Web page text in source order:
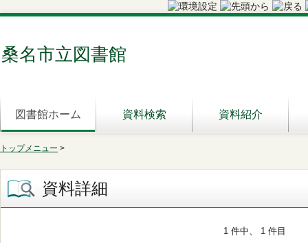
桑名市立図書館
図書館ホーム 資料検索 資料紹介
トップメニュー >
資料詳細
1 件中、 1 件目